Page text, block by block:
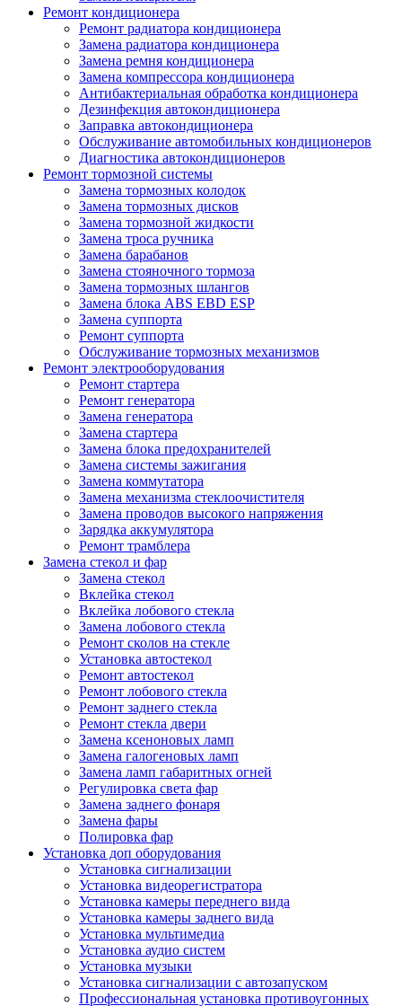
Ремонт кондиционера
Ремонт радиатора кондиционера
Замена радиатора кондиционера
Замена ремня кондиционера
Замена компрессора кондиционера
Антибактериальная обработка кондиционера
Дезинфекция автокондиционера
Заправка автокондиционера
Обслуживание автомобильных кондиционеров
Диагностика автокондиционеров
Ремонт тормозной системы
Замена тормозных колодок
Замена тормозных дисков
Замена тормозной жидкости
Замена троса ручника
Замена барабанов
Замена стояночного тормоза
Замена тормозных шлангов
Замена блока ABS EBD ESP
Замена суппорта
Ремонт суппорта
Обслуживание тормозных механизмов
Ремонт электрооборудования
Ремонт стартера
Ремонт генератора
Замена генератора
Замена стартера
Замена блока предохранителей
Замена системы зажигания
Замена коммутатора
Замена механизма стеклоочистителя
Замена проводов высокого напряжения
Зарядка аккумулятора
Ремонт трамблера
Замена стекол и фар
Замена стекол
Вклейка стекол
Вклейка лобового стекла
Замена лобового стекла
Ремонт сколов на стекле
Установка автостекол
Ремонт автостекол
Ремонт лобового стекла
Ремонт заднего стекла
Ремонт стекла двери
Замена ксеноновых ламп
Замена галогеновых ламп
Замена ламп габаритных огней
Регулировка света фар
Замена заднего фонаря
Замена фары
Полировка фар
Установка доп оборудования
Установка сигнализации
Установка видеорегистратора
Установка камеры переднего вида
Установка камеры заднего вида
Установка мультимедиа
Установка аудио систем
Установка музыки
Установка сигнализации с автозапуском
Профессиональная установка противоугонных